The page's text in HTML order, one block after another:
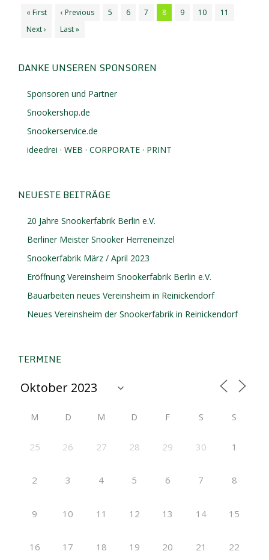
« First ‹ Previous 5 6 7 8 9 10
11
Next ›
Last »
DANKE UNSEREN SPONSOREN
Sponsoren und Partner
Snookershop.de
Snookerservice.de
ideedrei · WEB · CORPORATE · PRINT
NEUESTE BEITRÄGE
20 Jahre Snookerfabrik Berlin e.V.
Berliner Meister Snooker Herreneinzel
Snookerfabrik März / April 2023
Eröffnung Vereinsheim Snookerfabrik Berlin e.V.
Bauarbeiten neues Vereinsheim in Reinickendorf
Neues Vereinsheim der Snookerfabrik in Reinickendorf
TERMINE
M D M D F S S
25 26 27 28 29 30 1
2 3 4 5 6 7 8
9 10 11 12 13 14 15
16 17 18 19 20 21 22